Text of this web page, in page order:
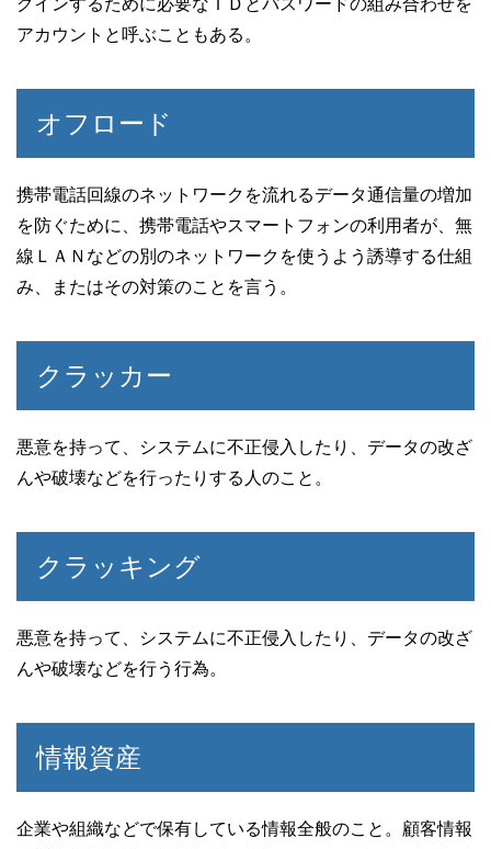
グインするために必要なＩＤとパスワードの組み合わせを
アカウントと呼ぶこともある。
オフロード
携帯電話回線のネットワークを流れるデータ通信量の増加
を防ぐために、携帯電話やスマートフォンの利用者が、無
線ＬＡＮなどの別のネットワークを使うよう誘導する仕組
み、またはその対策のことを言う。
クラッカー
悪意を持って、システムに不正侵入したり、データの改ざ
んや破壊などを行ったりする人のこと。
クラッキング
悪意を持って、システムに不正侵入したり、データの改ざ
んや破壊などを行う行為。
情報資産
企業や組織などで保有している情報全般のこと。顧客情報